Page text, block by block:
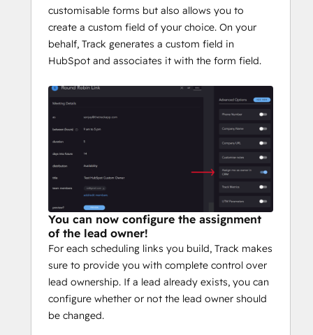
customisable forms but also allows you to
create a custom field of your choice. On your
behalf, Track generates a custom field in
HubSpot and associates it with the form field.
You can now configure the assignment
of the lead owner!
For each scheduling links you build, Track makes
sure to provide you with complete control over
lead ownership. If a lead already exists, you can
configure whether or not the lead owner should
be changed.